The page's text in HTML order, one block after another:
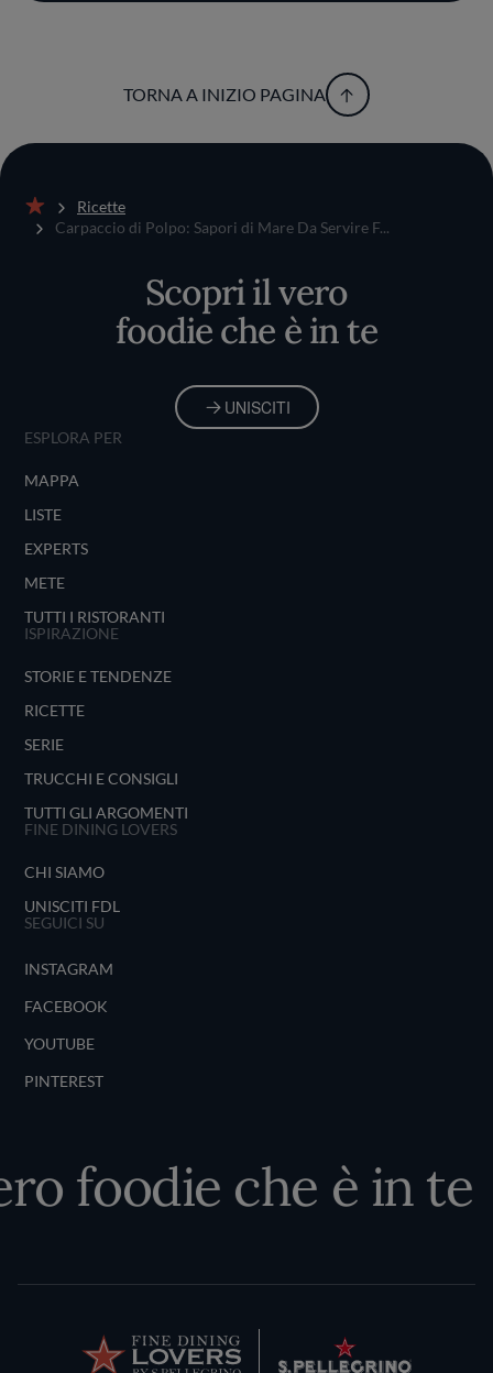
TORNA A INIZIO PAGINA
Home
Ricette
Carpaccio di Polpo: Sapori di Mare Da Servire F...
Scopri il vero
foodie che è in te
UNISCITI
ESPLORA PER
MAPPA
LISTE
EXPERTS
METE
TUTTI I RISTORANTI
ISPIRAZIONE
STORIE E TENDENZE
RICETTE
SERIE
TRUCCHI E CONSIGLI
TUTTI GLI ARGOMENTI
FINE DINING LOVERS
CHI SIAMO
UNISCITI FDL
SEGUICI SU
INSTAGRAM
FACEBOOK
YOUTUBE
PINTEREST
foodie che è in te